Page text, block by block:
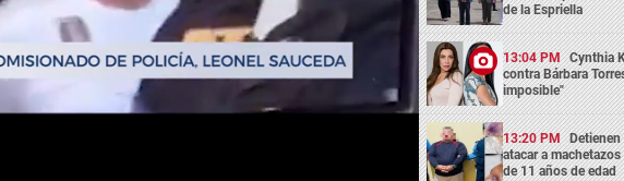
de la Espriella
13:04 PM Cynthia
contra Bárbara
imposible"
13:20 PM
atacar a
de 11 años de edad